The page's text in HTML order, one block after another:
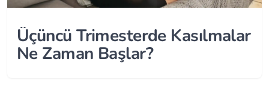
Üçüncü Trimesterde Kasılmalar
Ne Zaman Başlar?